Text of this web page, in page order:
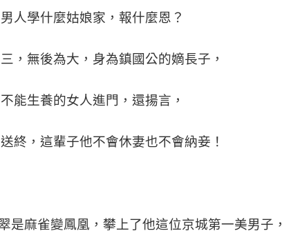
人學什麼姑娘家，報什麼恩？
，無後為大，身為鎮國公的嫡長子，
能生養的女人進門，還揚言，
終，這輩子他不會休妻也不會納妾！
是麻雀變鳳凰，攀上了他這位京城第一美男子，